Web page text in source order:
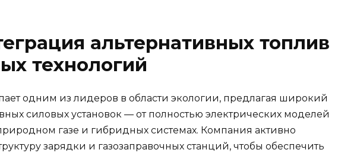
альтернативных топлив
технологий
одним из лидеров в области экологии, предлагая широкий
силовых установок — от полностью электрических моделей
газе и гибридных системах. Компания активно
зарядки и газозаправочных станций, чтобы обеспечить